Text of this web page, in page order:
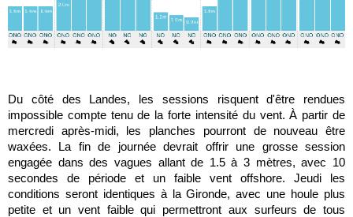
Du côté des Landes, les sessions risquent d'être rendues
impossible compte tenu de la forte intensité du vent. À partir de
mercredi après-midi, les planches pourront de nouveau être
waxées. La fin de journée devrait offrir une grosse session
engagée dans des vagues allant de 1.5 à 3 mètres, avec 10
secondes de période et un faible vent offshore. Jeudi les
conditions seront identiques à la Gironde, avec une houle plus
petite et un vent faible qui permettront aux surfeurs de tous